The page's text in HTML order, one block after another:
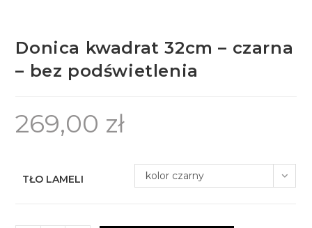
Donica kwadrat 32cm – czarna
– bez podświetlenia
269,00 zł
TŁO LAMELI kolor czarny